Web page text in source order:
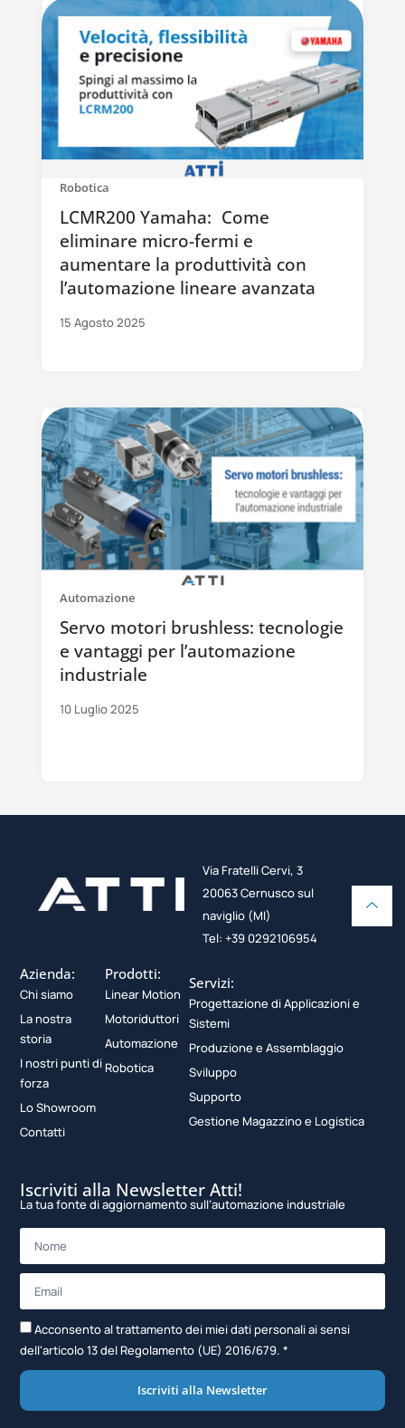
Robotica
LCMR200 Yamaha: Come
eliminare micro-fermi e
aumentare la produttività con
l’automazione lineare avanzata
15 Agosto 2025
Automazione
Servo motori brushless: tecnologie
e vantaggi per l’automazione
industriale
10 Luglio 2025
Via Fratelli Cervi, 3
20063 Cernusco sul
naviglio (MI)
Tel: +39 0292106954
Azienda:
Chi siamo
La nostra
storia
I nostri punti di
forza
Lo Showroom
Contatti
Prodotti:
Linear Motion
Motoriduttori
Automazione
Robotica
Servizi:
Progettazione di Applicazioni e
Sistemi
Produzione e Assemblaggio
Sviluppo
Supporto
Gestione Magazzino e Logistica
Iscriviti alla Newsletter Atti!
La tua fonte di aggiornamento sull’automazione industriale
Acconsento al trattamento dei miei dati personali ai sensi
dell'articolo 13 del Regolamento (UE) 2016/679. *
Iscriviti alla Newsletter